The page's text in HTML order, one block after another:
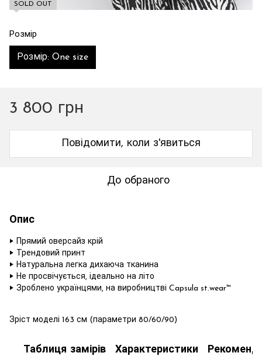
SOLD OUT
Розмір
Розмір: One size
3 800 грн
Повідомити, коли з'явиться
До обраного
Опис
‣ Прямий оверсайз крій
‣ Трендовий принт
‣ Натуральна легка дихаюча тканина
‣ Не просвічується, ідеально на літо
‣ Зроблено українцями, на виробництві Capsula st.wear™
Зріст моделі 163 см (параметри 80/60/90)
Таблиця замірів Характеристики